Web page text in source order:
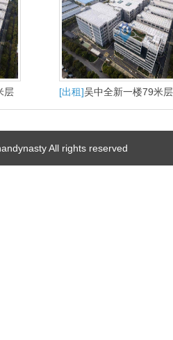
层
[出租]吴中全新一楼79米
厂房出租
All rights reserved